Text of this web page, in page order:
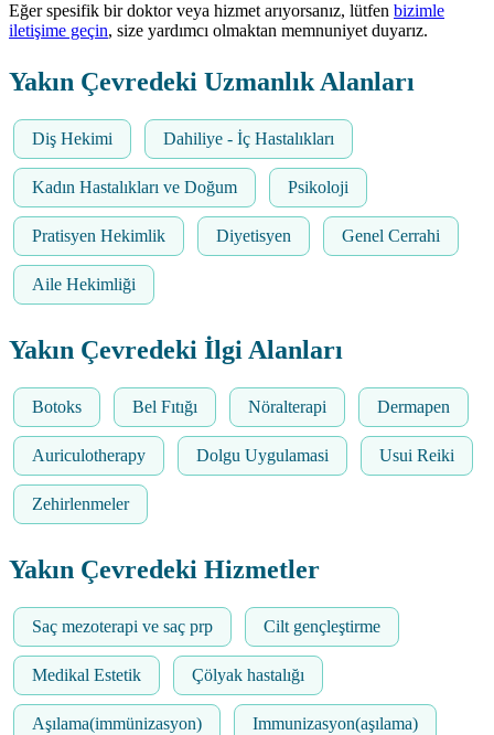
Eğer spesifik bir doktor veya hizmet arıyorsanız, lütfen bizimle
iletişime geçin, size yardımcı olmaktan memnuniyet duyarız.
Yakın Çevredeki Uzmanlık Alanları
Diş Hekimi Dahiliye - İç Hastalıkları
Kadın Hastalıkları ve Doğum Psikoloji
Pratisyen Hekimlik Diyetisyen Genel Cerrahi
Aile Hekimliği
Yakın Çevredeki İlgi Alanları
Botoks Bel Fıtığı Nöralterapi Dermapen
Auriculotherapy Dolgu Uygulamasi Usui Reiki
Zehirlenmeler
Yakın Çevredeki Hizmetler
Saç mezoterapi ve saç prp Cilt gençleştirme
Medikal Estetik Çölyak hastalığı
Aşılama(immünizasyon) Immunizasyon(aşılama)